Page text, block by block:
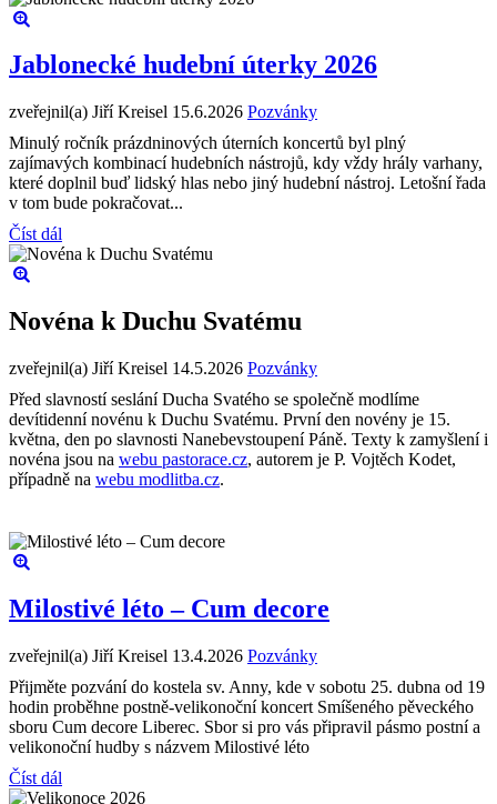
Jablonecké hudební úterky 2026
zveřejnil(a) Jiří Kreisel 15.6.2026 Pozvánky
Minulý ročník prázdninových úterních koncertů byl plný
zajímavých kombinací hudebních nástrojů, kdy vždy hrály varhany,
které doplnil buď lidský hlas nebo jiný hudební nástroj. Letošní řada
v tom bude pokračovat...
Číst dál
Novéna k Duchu Svatému
zveřejnil(a) Jiří Kreisel 14.5.2026 Pozvánky
Před slavností seslání Ducha Svatého se společně modlíme
devítidenní novénu k Duchu Svatému. První den novény je 15.
května, den po slavnosti Nanebevstoupení Páně. Texty k zamyšlení i
novéna jsou na webu pastorace.cz, autorem je P. Vojtěch Kodet,
případně na webu modlitba.cz.
Milostivé léto – Cum decore
zveřejnil(a) Jiří Kreisel 13.4.2026 Pozvánky
Přijměte pozvání do kostela sv. Anny, kde v sobotu 25. dubna od 19
hodin proběhne postně-velikonoční koncert Smíšeného pěveckého
sboru Cum decore Liberec. Sbor si pro vás připravil pásmo postní a
velikonoční hudby s názvem Milostivé léto
Číst dál